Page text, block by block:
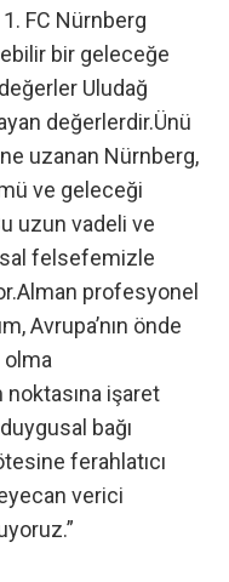
FC Nürnberg
bir geleceğe
Uludağ
değerlerdir.Ünü
uzanan Nürnberg,
ve geleceği
uzun vadeli ve
felsefemizle
profesyonel
Avrupa’nın önde
olma
işaret
bağı
ferahlatıcı
verici